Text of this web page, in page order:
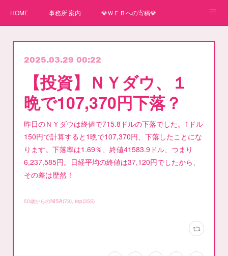
HOME 事務所 案内 💎ＷＥＢへの寄稿💎
弊事務所へのお問い合わせ講師
2025.03.29 00:22
【投資】ＮＹダウ、１
晩で107,370円下落？
昨日のＮＹダウは終値で715.8ドルの下落でした。1ドル
150円で計算すると1晩で107,370円、下落したことにな
ります。下落率は1.69％、終値41583.9ドル、つまり
6,237,585円。日経平均の終値は37,120円でしたから、
その差は歴然！
50歳からのNISA(73) top(355)